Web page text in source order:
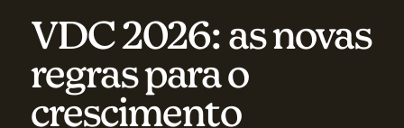
VDC 2026: as novas
regras para o
crescimento